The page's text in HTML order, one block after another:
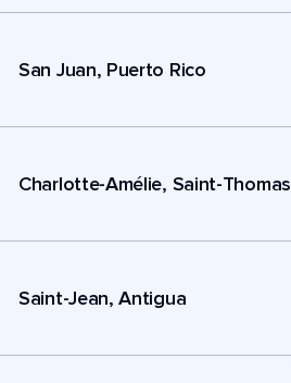
San Juan, Puerto Rico
Charlotte-Amélie, Saint-Thomas
Saint-Jean, Antigua